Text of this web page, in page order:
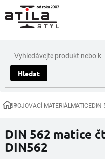
na
obsah
Hledat
DomůSPOJOVACÍ MATERIÁLMATICEDIN
DIN 562 matice
DIN562